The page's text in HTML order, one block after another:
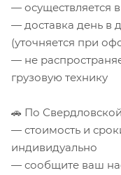
— осуществляется
— доставка день в
(уточняется при
— не
грузовую технику
🚗 По
— стоимость и
индивидуально
— сообщите ваш